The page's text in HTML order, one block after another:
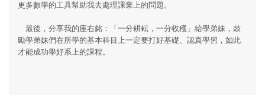
更多數學的工具幫助我去處理課業上的問題。
最後，分享我的座右銘：「一分耕耘，一分收穫」給學弟妹，鼓
勵學弟妹們在所學的基本科目上一定要打好基礎、認真學習，如此
才能成功學好系上的課程。